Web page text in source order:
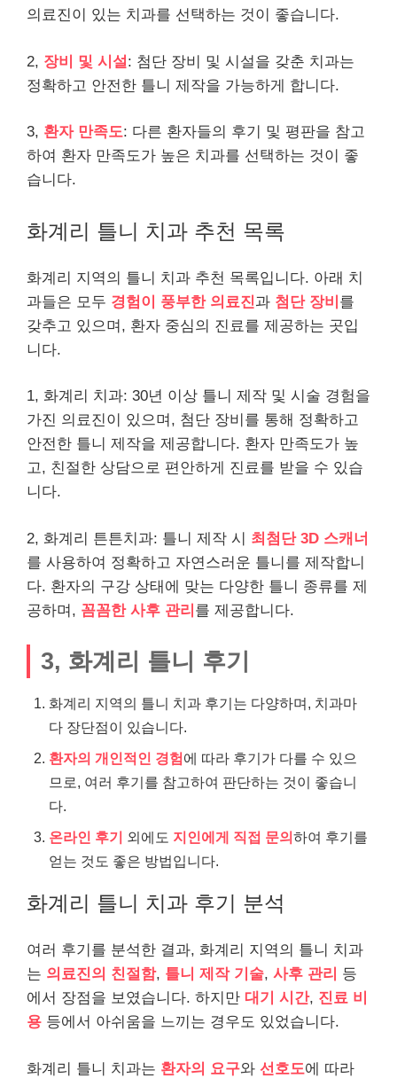
의료진이 있는 치과를 선택하는 것이 좋습니다.
2, 장비 및 시설 : 첨단 장비 및 시설을 갖춘 치과는
정확하고 안전한 틀니 제작을 가능하게 합니다.
3, 환자 만족도: 다른 환자들의 후기 및 평판을 참고
하여 환자 만족도가 높은 치과를 선택하는 것이 좋
습니다.
화계리 틀니 치과 추천 목록
화계리 지역의 틀니 치과 추천 목록입니다. 아래 치
과들은 모두 경험이 풍부한 의료진과 첨단 장비 를
갖추고 있으며, 환자 중심의 진료를 제공하는 곳입
니다.
1, 화계리 치과: 30년 이상 틀니 제작 및 시술 경험을
가진 의료진이 있으며, 첨단 장비를 통해 정확하고
안전한 틀니 제작을 제공합니다. 환자 만족도가 높
고, 친절한 상담으로 편안하게 진료를 받을 수 있습
니다.
2, 화계리 튼튼치과: 틀니 제작 시 최첨단 3D 스캐너
를 사용하여 정확하고 자연스러운 틀니를 제작합니
다. 환자의 구강 상태에 맞는 다양한 틀니 종류를 제
공하며, 꼼꼼한 사후 관리 를 제공합니다.
3, 화계리 틀니 후기
화계리 지역의 틀니 치과 후기는 다양하며, 치과마
다 장단점이 있습니다.
환자의 개인적인 경험에 따라 후기가 다를 수 있으
므로, 여러 후기를 참고하여 판단하는 것이 좋습니
다.
온라인 후기 외에도 지인에게 직접 문의하여 후기를
얻는 것도 좋은 방법입니다.
화계리 틀니 치과 후기 분석
여러 후기를 분석한 결과, 화계리 지역의 틀니 치과
는 의료진의 친절함, 틀니 제작 기술, 사후 관리 등
에서 장점을 보였습니다. 하지만 대기 시간, 진료 비
용 등에서 아쉬움을 느끼는 경우도 있었습니다.
화계리 틀니 치과는 환자의 요구와 선호도에 따라